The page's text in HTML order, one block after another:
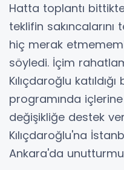
Hatta toplantı
teklifin
hiç merak
söyledi. İçim
Kılıçdaroğlu
programında
değişikliğe destek
Kılıçdaroğlu'na
Ankara'da